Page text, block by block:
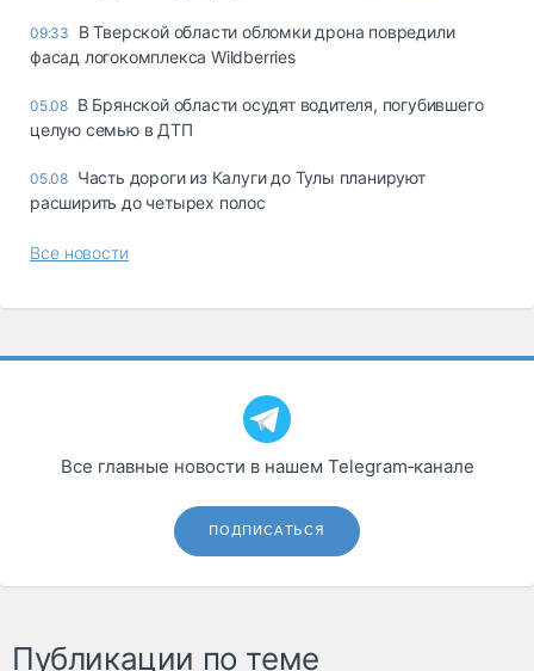
09:33
В Тверской области обломки дрона повредили
фасад логокомплекса Wildberries
05.08 В Брянской области осудят водителя, погубившего
целую семью в ДТП
05.08 Часть дороги из Калуги до Тулы планируют
расширить до четырех полос
Все новости
Все главные новости в нашем Telegram‑канале
ПОДПИСАТЬСЯ
Публикации по теме